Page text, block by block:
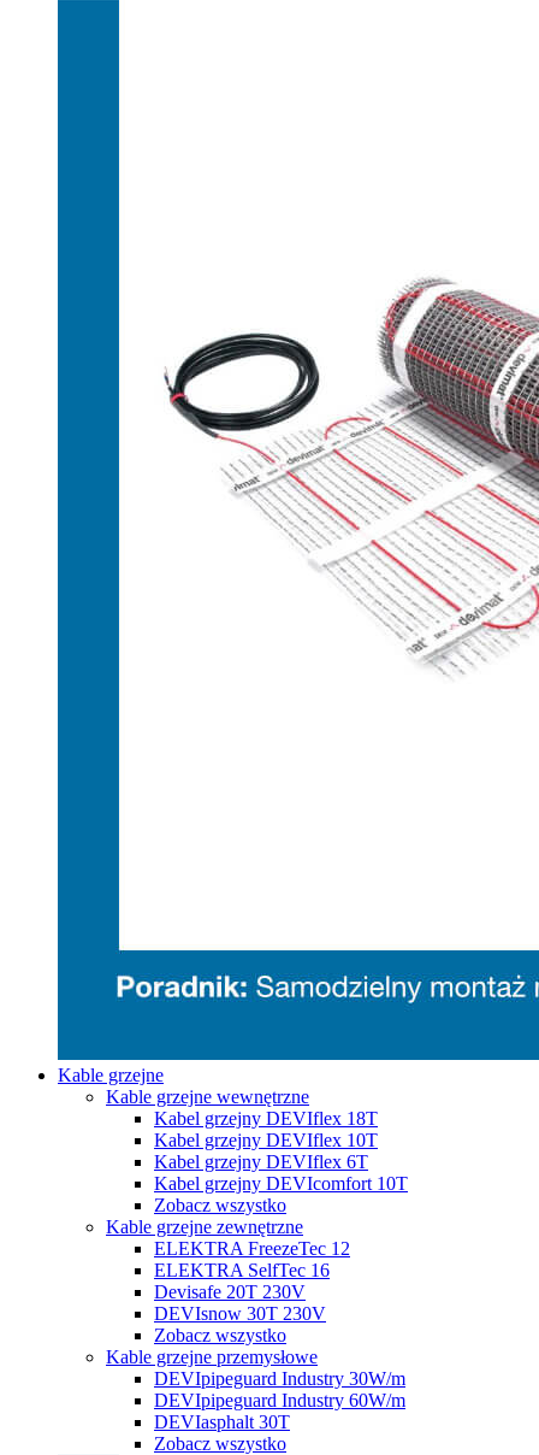
Kable grzejne
Kable grzejne wewnętrzne
Kabel grzejny DEVIflex 18T
Kabel grzejny DEVIflex 10T
Kabel grzejny DEVIflex 6T
Kabel grzejny DEVIcomfort 10T
Zobacz wszystko
Kable grzejne zewnętrzne
ELEKTRA FreezeTec 12
ELEKTRA SelfTec 16
Devisafe 20T 230V
DEVIsnow 30T 230V
Zobacz wszystko
Kable grzejne przemysłowe
DEVIpipeguard Industry 30W/m
DEVIpipeguard Industry 60W/m
DEVIasphalt 30T
Zobacz wszystko